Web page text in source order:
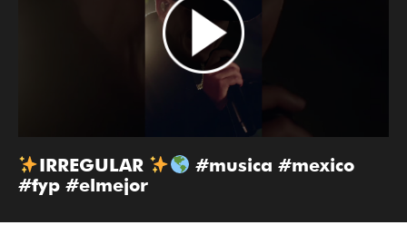
IRREGULAR
#musica #mexico
#fyp #elmejor